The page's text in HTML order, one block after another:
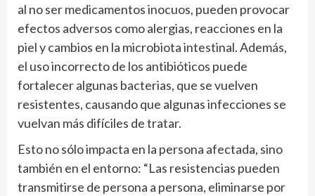
al no ser medicamentos inocuos, pueden provocar
efectos adversos como alergias, reacciones en la
piel y cambios en la microbiota intestinal. Además,
el uso incorrecto de los antibióticos puede
fortalecer algunas bacterias, que se vuelven
resistentes, causando que algunas infecciones se
vuelvan más difíciles de tratar.
Esto no sólo impacta en la persona afectada, sino
también en el entorno: “Las resistencias pueden
transmitirse de persona a persona, eliminarse por